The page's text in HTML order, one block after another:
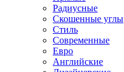
Радиусные
Скошенные углы
Стиль
Современные
Евро
Английские